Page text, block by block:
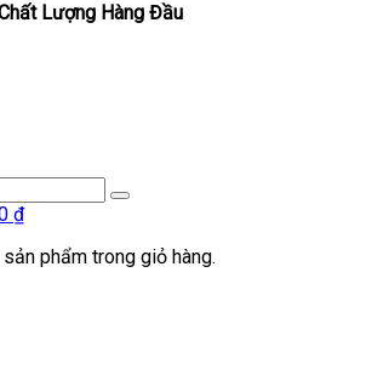
Lượng Hàng Đầu
₫
phẩm trong giỏ hàng.